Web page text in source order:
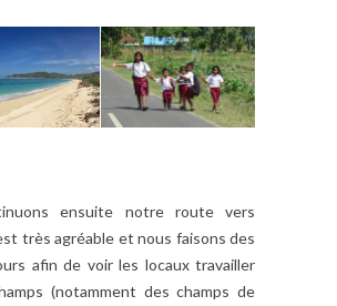
ensuite notre route vers
très agréable et nous faisons des
afin de voir les locaux travailler
(notamment des champs de